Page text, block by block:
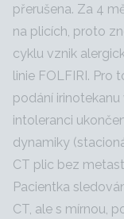
přerušena. Za 4
na plicích, proto
cyklu vznik
linie FOLFIRI. Pro
podání
intoleranci
dynamiky
CT plic bez
Pacientka
CT, ale s mírnou,